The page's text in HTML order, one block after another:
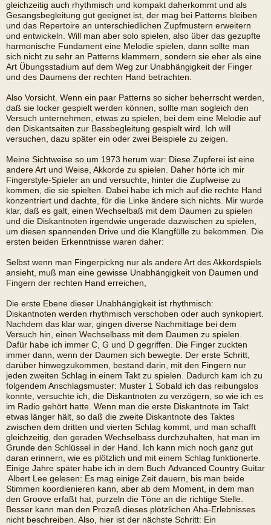
gleichzeitig auch rhythmisch und kompakt daherkommt und als
Gesangsbegleitung gut geeignet ist, der mag bei Patterns bleiben
und das Repertoire an unterschiedlichen Zupfmustern erweitern
und entwickeln. Will man aber solo spielen, also über das gezupfte
harmonische Fundament eine Melodie spielen, dann sollte man
sich nicht zu sehr an Patterns klammern, sondern sie eher als eine
Art Übungsstadium auf dem Weg zur Unabhängigkeit der Finger
und des Daumens der rechten Hand betrachten.
Also Vorsicht. Wenn ein paar Patterns so sicher beherrscht werden,
daß sie locker gespielt werden können, sollte man sogleich den
Versuch unternehmen, etwas zu spielen, bei dem eine Melodie auf
den Diskantsaiten zur Bassbegleitung gespielt wird. Ich will
versuchen, dazu später ein oder zwei Beispiele zu zeigen.
Meine Sichtweise so um 1973 herum war: Diese Zupferei ist eine
andere Art und Weise, Akkorde zu spielen. Daher hörte ich mir
Fingerstyle-Spieler an und versuchte, hinter die Zupfweise zu
kommen, die sie spielten. Dabei habe ich mich auf die rechte Hand
konzentriert und dachte, für die Linke ändere sich nichts. Mir wurde
klar, daß es galt, einen Wechselbaß mit dem Daumen zu spielen
und die Diskantnoten irgendwie ungerade dazwischen zu spielen,
um diesen spannenden Drive und die Klangfülle zu bekommen. Die
ersten beiden Erkenntnisse waren daher:
Selbst wenn man Fingerpickng nur als andere Art des Akkordspiels
ansieht, muß man eine gewisse Unabhängigkeit von Daumen und
Fingern der rechten Hand erreichen,
Die erste Ebene dieser Unabhängigkeit ist rhythmisch:
Diskantnoten werden rhythmisch verschoben oder auch synkopiert.
Nachdem das klar war, gingen diverse Nachmittage bei dem
Versuch hin, einen Wechselbass mit dem Daumen zu spielen.
Dafür habe ich immer C, G und D gegriffen. Die Finger zuckten
immer dann, wenn der Daumen sich bewegte. Der erste Schritt,
darüber hinwegzukommen, bestand darin, mit den Fingern nur
jeden zweiten Schlag in einem Takt zu spielen. Dadurch kam ich zu
folgendem Anschlagsmuster: Muster 1 Sobald ich das reibungslos
konnte, versuchte ich, die Diskantnoten zu verzögern, so wie ich es
im Radio gehört hatte. Wenn man die erste Diskantnote im Takt
etwas länger hält, so daß die zweite Diskantnote des Taktes
zwischen dem dritten und vierten Schlag kommt, und man schafft
gleichzeitig, den geraden Wechselbass durchzuhalten, hat man im
Grunde den Schlüssel in der Hand. Ich kann mich noch ganz gut
daran erinnern, wie es plötzlich und mit einem Schlag funktionerte.
Einige Jahre später habe ich in dem Buch Advanced Country Guitar
 Albert Lee gelesen: Es mag einige Zeit dauern, bis man beide
Stimmen koordienieren kann, aber ab dem Moment, in dem man
den Groove erfaßt hat, purzeln die Töne an die richtige Stelle.
Besser kann man den Prozeß dieses plötzlichen Aha-Erlebnisses
nicht beschreiben. Also, hier ist der nächste Schritt: Ein